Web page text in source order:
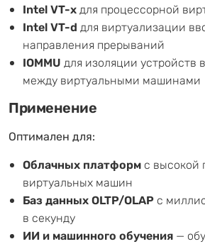
Intel VT-xдля процессорной
Intel VT-d для виртуализации
направления прерываний
IOMMU для изоляции устройств
между виртуальными машинами
Применение
Оптимален для:
Облачных платформ с высокой
виртуальных машин
Баз данных OLTP/OLAP с
в секунду
ИИ и машинного обучения —